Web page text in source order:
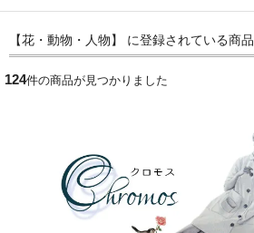
【花・動物・人物】 に登録されている商品
124件の商品が見つかりました